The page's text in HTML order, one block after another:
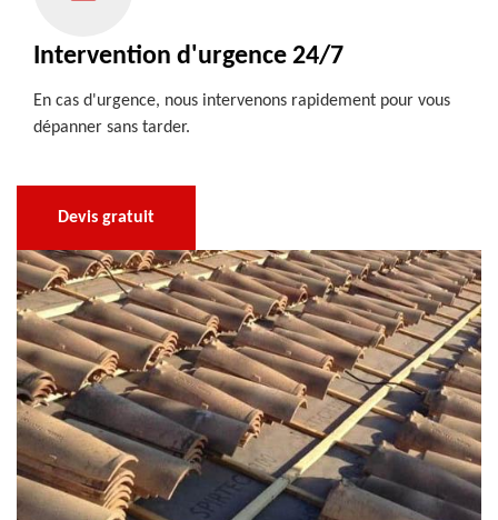
Intervention d'urgence 24/7
En cas d'urgence, nous intervenons rapidement pour vous
dépanner sans tarder.
Devis gratuit